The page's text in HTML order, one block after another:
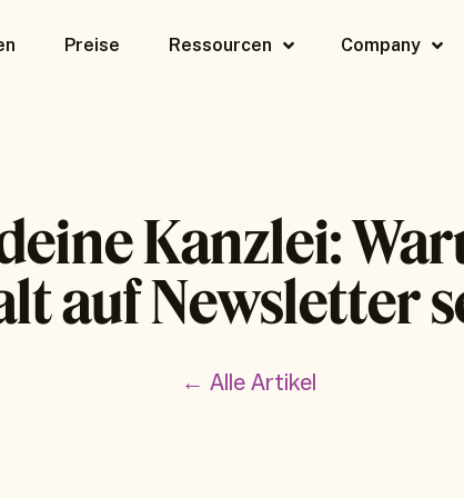
Preise Ressourcen Company
Kanzlei:
auf Newsletter
← Alle Artikel